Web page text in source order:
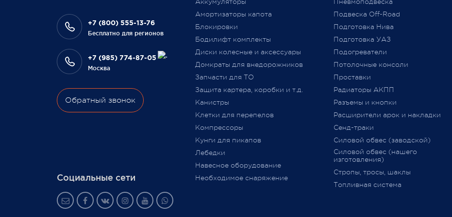
этого года.
Всегда Ваш, Pajero Shop
3 февраля 2022
на дальнейшее плодотворное
сотрудничество.
Ваш Pajero Shop.
9 июля 2021
Таможенного союза (
018/2011) «О безопасности
колесных транспортных средств»
принятого Решением Комиссии
Таможенного союза от 09.12.2011 г.
№ 877 (с изменениями)
«Одобрение Типа Транспортного
Средства
далее –
После прохождения всех
испытаний и проверок на
соответствие требований
018/2011, аккредитованным
органом сертификации
оформляетсяОТТС
определённую марку и модель,
данный документвыдается на
+7 (800) 555-13-76
Бесплатно для регионов
+7 (985) 774-87-05
Москва
Обратный звонок
Социальные сети
Амортизаторы капота
Блокировки
Бодилифт комплекты
Диски колесные и аксессуары
Домкраты для внедорожников
Запчасти для ТО
Защита картера, коробки и т.д.
Канистры
Клетки для перепелов
Компрессоры
Кунги для пикапов
Лебедки
Навесное оборудование
Необходимое снаряжение
Подвеска Off-Road
Подготовка Нива
Подготовка УАЗ
Подогреватели
Потолочные консоли
Проставки
Радиаторы АКПП
Разъемы и кнопки
Расширители арок и накладки
Сенд-траки
Силовой обвес (заводской)
Силовой обвес (нашего
изготовления)
Стропы, тросы, шаклы
Топливная система